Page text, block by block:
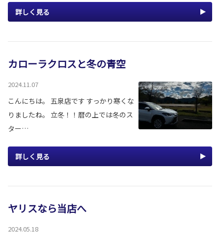
詳しく見る
カローラクロスと冬の青空
2024.11.07
こんにちは。 五泉店です すっかり寒くな
りましたね。 立冬！！暦の上では冬のス
ター…
詳しく見る
ヤリスなら当店へ
2024.05.18